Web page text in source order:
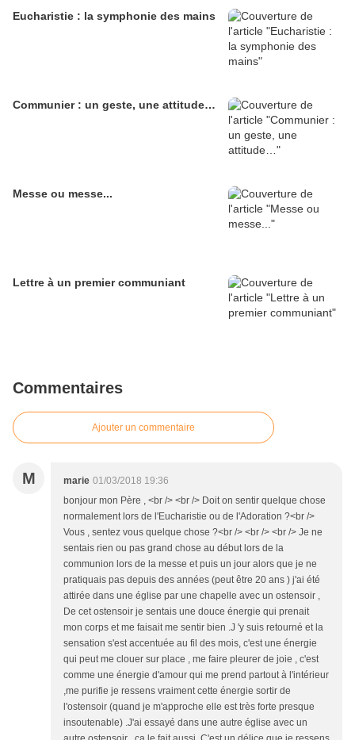
Eucharistie : la symphonie des mains
Communier : un geste, une attitude…
Messe ou messe...
Lettre à un premier communiant
Commentaires
Ajouter un commentaire
M marie 01/03/2018 19:36
bonjour mon Père , <br /> <br /> Doit on sentir quelque chose
normalement lors de l'Eucharistie ou de l'Adoration ?<br />
Vous , sentez vous quelque chose ?<br /> <br /> <br /> Je ne
sentais rien ou pas grand chose au début lors de la
communion lors de la messe et puis un jour alors que je ne
pratiquais pas depuis des années (peut être 20 ans ) j'ai été
attirée dans une église par une chapelle avec un ostensoir ,
De cet ostensoir je sentais une douce énergie qui prenait
mon corps et me faisait me sentir bien .J 'y suis retourné et la
sensation s'est accentuée au fil des mois, c'est une énergie
qui peut me clouer sur place , me faire pleurer de joie , c'est
comme une énergie d'amour qui me prend partout à l'intérieur
,me purifie je ressens vraiment cette énergie sortir de
l'ostensoir (quand je m'approche elle est très forte presque
insoutenable) .J'ai essayé dans une autre église avec un